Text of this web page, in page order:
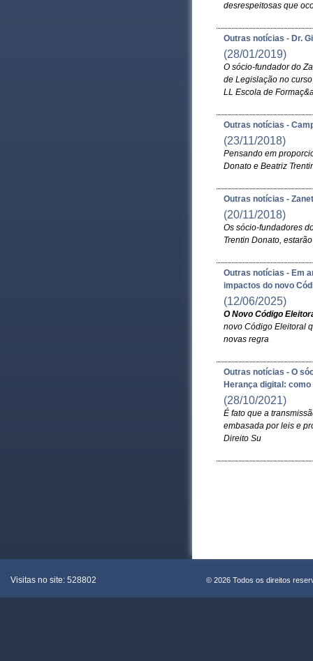
desrespeitosas que
Outras notícias - Dr.
(28/01/2019)
O sócio-fundador do
de Legislação no
LL Escola de
Outras notícias -
(23/11/2018)
Pensando em
Donato e Beatriz
Outras notícias -
(20/11/2018)
Os sócio-fundadores
Trentin Donato,
Outras notícias - Em
impactos do novo
(12/06/2025)
O Novo Código
novo Código Eleitoral
novas regra
Outras notícias - O
Herança digital:
(28/10/2021)
É fato que a
embasada por leis e
Direito Su
Visitas no site: 528802 © 2026 Todos os direitos